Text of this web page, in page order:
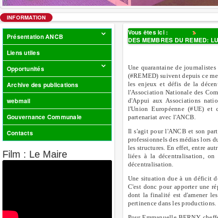
INFORMATION
Présentation ANCB
Liens utiles
Opportunités
Archive des publications
webmail
Gouvernance Communale
Contacts
Film : Le Maire
Vous êtes ici :
DES MEMBRES DU REMED:
Une quarantaine de
(#REMED) suivent depuis ce
les enjeux et défis de la
l'Association Nationale des
d'Appui aux Associations
l'Union Européenne (#UE) et
partenariat avec l'ANCB.
Il s'agit pour l'ANCB et son
professionnels des médias lors
les structures. En effet, entre
liées à la décentralisation,
décentralisation.
Une situation due à un déficit
C'est donc pour apporter une
dont la finalité est d'amener
pertinence dans les productions.